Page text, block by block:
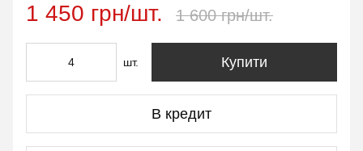
1 450 грн/шт. 1 600 грн/шт.
шт. Купити
В кредит